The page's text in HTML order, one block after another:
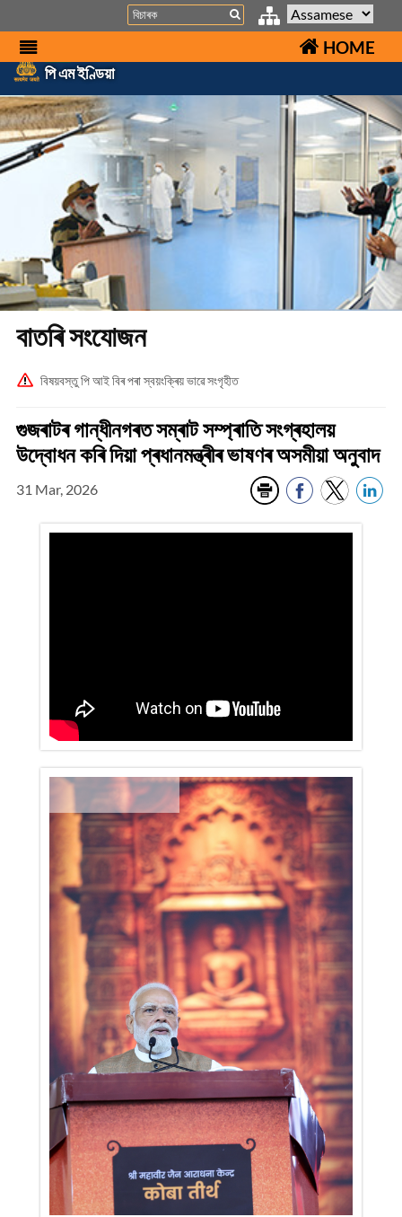
Search
HOME
পি এম ইণ্ডিয়া
বাতৰি সংযোজন
বিষয়বস্তু পি আই বিৰ পৰা স্বয়ংক্ৰিয় ভাৱে সংগৃহীত
গুজৰাটৰ গান্ধীনগৰত সম্ৰাট সম্প্ৰাতি সংগ্ৰহালয়
উদ্বোধন কৰি দিয়া প্ৰধানমন্ত্ৰীৰ ভাষণৰ অসমীয়া অনুবাদ
31 Mar, 2026